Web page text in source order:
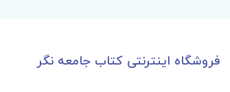
فروشگاه اینترنتی کتاب جامعه نگر